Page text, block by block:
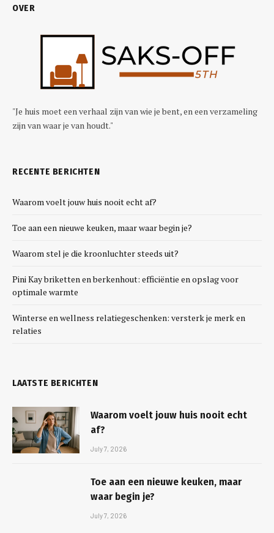
OVER
"Je huis moet een verhaal zijn van wie je bent, en een verzameling
zijn van waar je van houdt."
RECENTE BERICHTEN
Waarom voelt jouw huis nooit echt af?
Toe aan een nieuwe keuken, maar waar begin je?
Waarom stel je die kroonluchter steeds uit?
Pini Kay briketten en berkenhout: efficiëntie en opslag voor
optimale warmte
Winterse en wellness relatiegeschenken: versterk je merk en
relaties
LAATSTE BERICHTEN
Waarom voelt jouw huis nooit echt
af?
July 7, 2026
Toe aan een nieuwe keuken, maar
waar begin je?
July 7, 2026